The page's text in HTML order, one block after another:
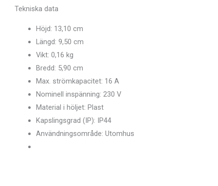
Tekniska data
Höjd: 13,10 cm
Längd: 9,50 cm
Vikt: 0,16 kg
Bredd: 5,90 cm
Max. strömkapacitet: 16 A
Nominell inspänning: 230 V
Material i höljet: Plast
Kapslingsgrad (IP): IP44
Användningsområde: Utomhus